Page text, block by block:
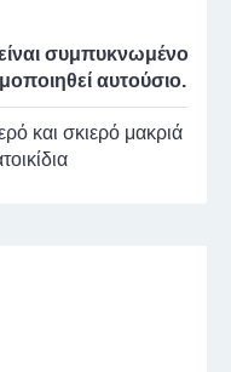
συμπυκνωμένο
αυτούσιο.
και σκιερό μακριά